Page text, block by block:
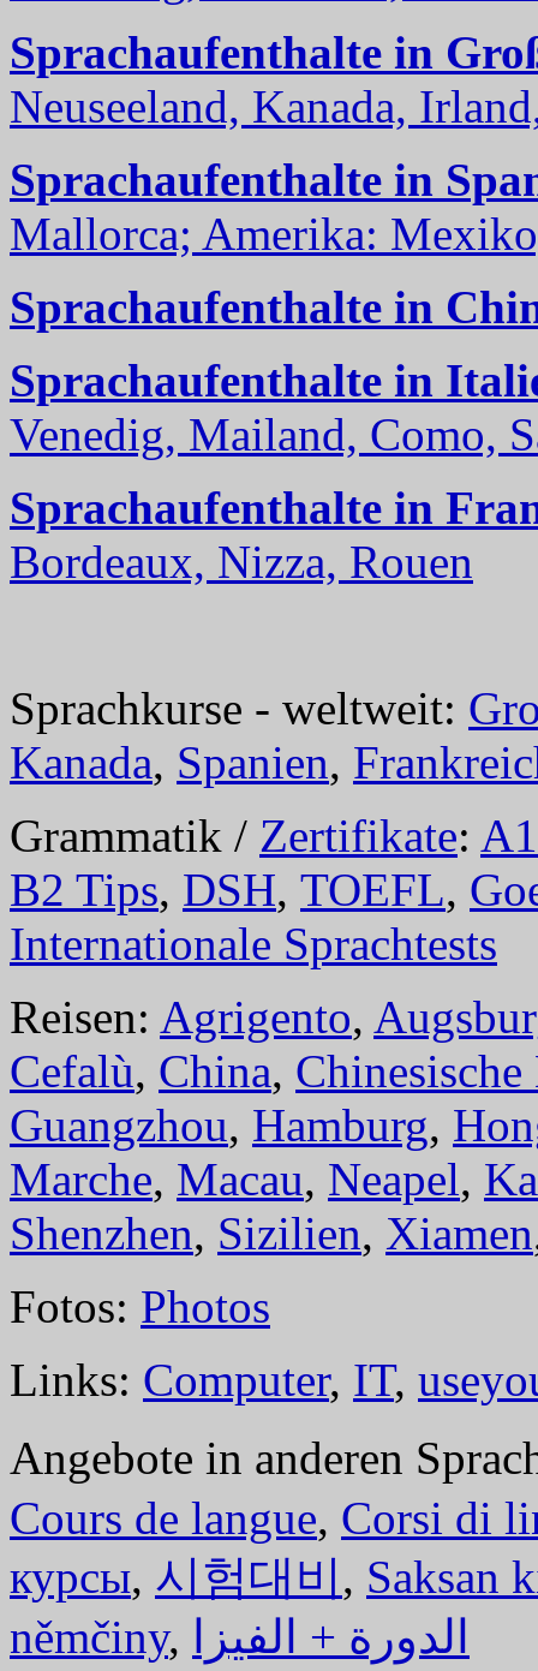
Sprachaufenthalte in
Neuseeland, Kanada,
Sprachaufenthalte in
Mallorca; Amerika:
Sprachaufenthalte in
Sprachaufenthalte in
Venedig, Mailand, Como,
Sprachaufenthalte in
Bordeaux, Nizza, Rouen
Sprachkurse - weltweit:
Kanada, Spanien,
Grammatik / Zertifikate: A1
B2 Tips, DSH, TOEFL,
Internationale Sprachtests
Reisen: Agrigento,
Cefalù, China, Chinesische
Guangzhou, Hamburg,
Marche, Macau, Neapel,
Shenzhen, Sizilien, Xiamen
Fotos: Photos
Links: Computer, IT,
Angebote in anderen
Cours de langue, Corsi di
курсы, 시험대비, Saksan
němčiny, الدورة + الفيزا